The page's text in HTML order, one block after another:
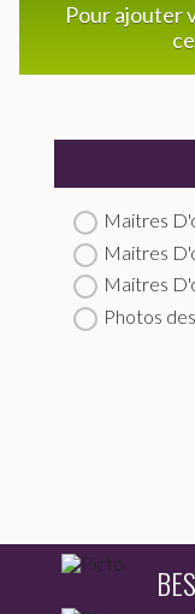
Pour ajouter
Maitres
Maitres
Maitres
Photos